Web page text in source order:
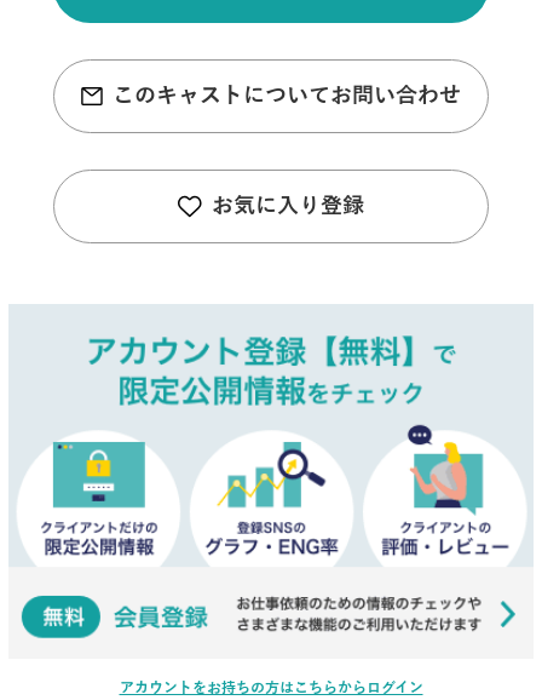
このキャストについてお問い合わせ
お気に入り登録
アカウントをお持ちの方はこちらからログイン